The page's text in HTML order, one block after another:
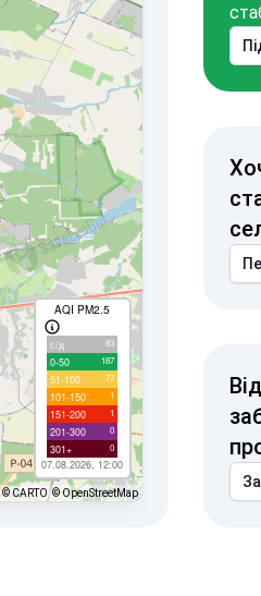
AQI PM2.5
с/д 83
0-50 187
51-100 77
101-150 1
151-200 1
201-300 0
301+ 0
07.08.2026, 12:00
© CARTO © OpenStreetMap